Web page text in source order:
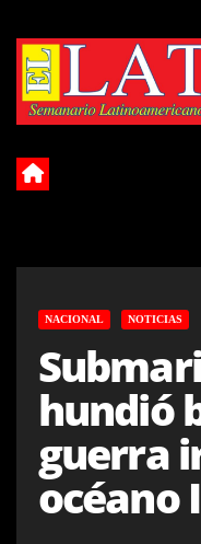
content
NACIONAL NOTICIAS
hundió
guerra
océano